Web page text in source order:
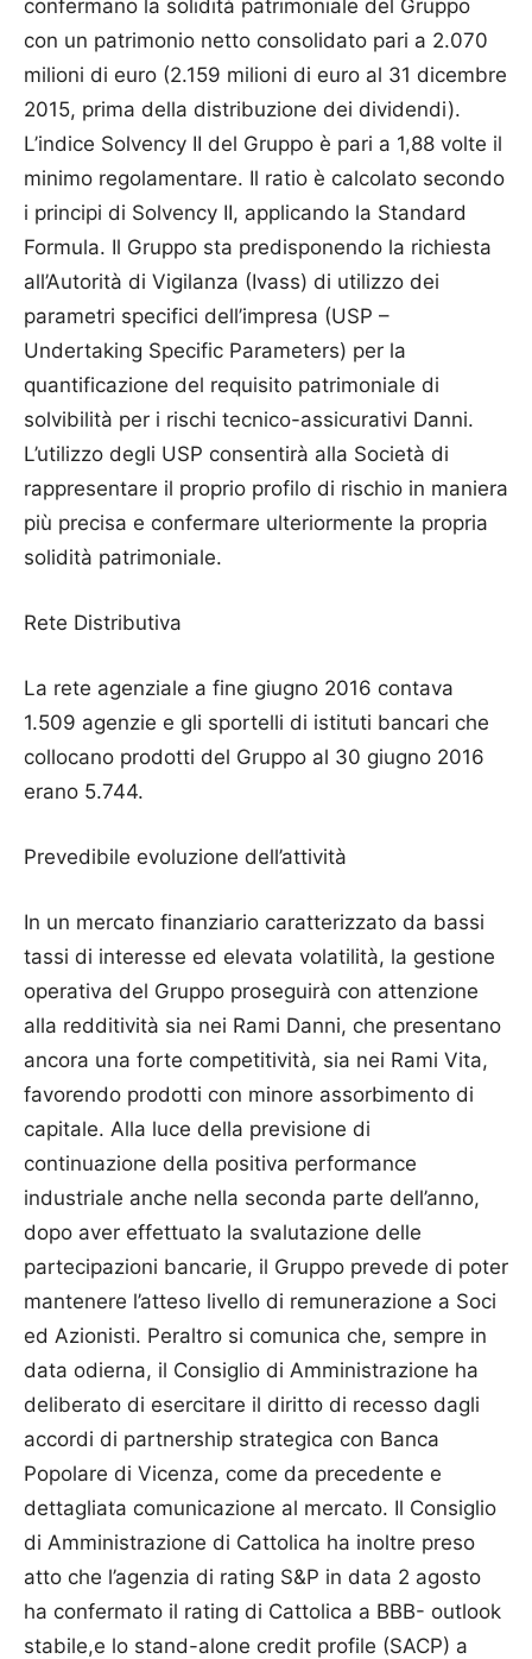
confermano la solidità patrimoniale del Gruppo
con un patrimonio netto consolidato pari a 2.070
milioni di euro (2.159 milioni di euro al 31 dicembre
2015, prima della distribuzione dei dividendi).
L’indice Solvency II del Gruppo è pari a 1,88 volte il
minimo regolamentare. Il ratio è calcolato secondo
i principi di Solvency II, applicando la Standard
Formula. Il Gruppo sta predisponendo la richiesta
all’Autorità di Vigilanza (Ivass) di utilizzo dei
parametri specifici dell’impresa (USP –
Undertaking Specific Parameters) per la
quantificazione del requisito patrimoniale di
solvibilità per i rischi tecnico-assicurativi Danni.
L’utilizzo degli USP consentirà alla Società di
rappresentare il proprio profilo di rischio in maniera
più precisa e confermare ulteriormente la propria
solidità patrimoniale.
Rete Distributiva
La rete agenziale a fine giugno 2016 contava
1.509 agenzie e gli sportelli di istituti bancari che
collocano prodotti del Gruppo al 30 giugno 2016
erano 5.744.
Prevedibile evoluzione dell’attività
In un mercato finanziario caratterizzato da bassi
tassi di interesse ed elevata volatilità, la gestione
operativa del Gruppo proseguirà con attenzione
alla redditività sia nei Rami Danni, che presentano
ancora una forte competitività, sia nei Rami Vita,
favorendo prodotti con minore assorbimento di
capitale. Alla luce della previsione di
continuazione della positiva performance
industriale anche nella seconda parte dell’anno,
dopo aver effettuato la svalutazione delle
partecipazioni bancarie, il Gruppo prevede di poter
mantenere l’atteso livello di remunerazione a Soci
ed Azionisti. Peraltro si comunica che, sempre in
data odierna, il Consiglio di Amministrazione ha
deliberato di esercitare il diritto di recesso dagli
accordi di partnership strategica con Banca
Popolare di Vicenza, come da precedente e
dettagliata comunicazione al mercato. Il Consiglio
di Amministrazione di Cattolica ha inoltre preso
atto che l’agenzia di rating S&P in data 2 agosto
ha confermato il rating di Cattolica a BBB- outlook
stabile,e lo stand-alone credit profile (SACP) a